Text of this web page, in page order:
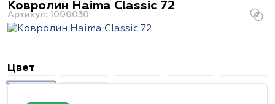
Ковролин Haima Classic 72
Артикул: 1000030
Цвет